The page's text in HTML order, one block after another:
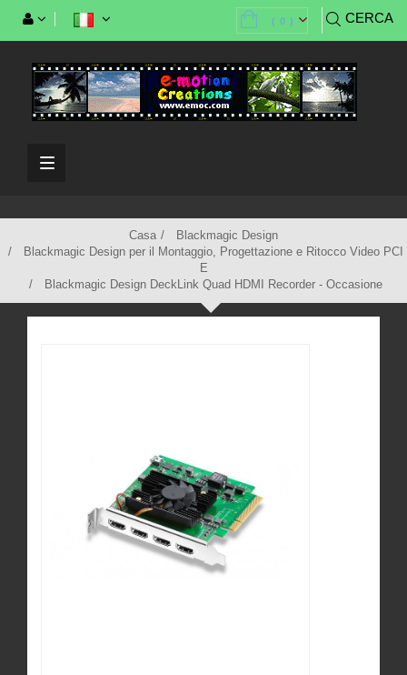
CERCA
( 0 )
Casa
Blackmagic Design
Blackmagic Design per il Montaggio, Progettazione e Ritocco Video PCI
E
Blackmagic Design DeckLink Quad HDMI Recorder - Occasione